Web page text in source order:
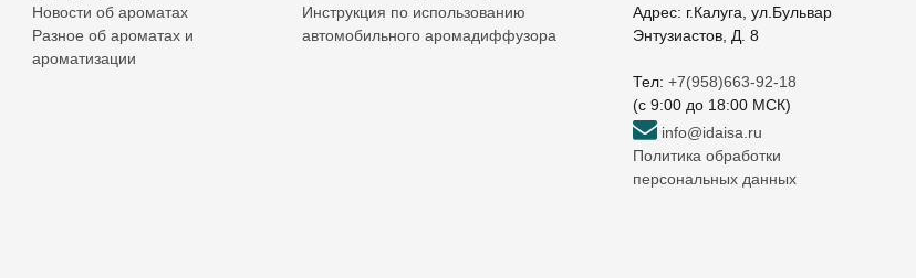
Новости об ароматах
Разное об ароматах и
ароматизации
Инструкция по использованию
автомобильного аромадиффузора
Адрес: г.Калуга, ул.Бульвар
Энтузиастов, Д. 8
Тел:+7(958)663-92-18
(c 9:00 до 18:00 МСК)
info@idaisa.ru
Политика обработки
персональных данных